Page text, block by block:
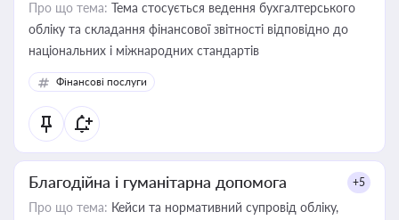
Про що тема: Тема стосується ведення бухгалтерського
обліку та складання фінансової звітності відповідно до
національних і міжнародних стандартів
Фінансові послуги
Благодійна і гуманітарна допомога +5
Про що тема: Кейси та нормативний супровід обліку,